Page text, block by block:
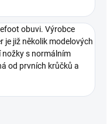
obuvi. Výrobce
je již několik modelových
nožky s normálním
od prvních krůčků a